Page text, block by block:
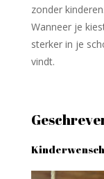
zonder kinderen.
Wanneer je
sterker in je
vindt.